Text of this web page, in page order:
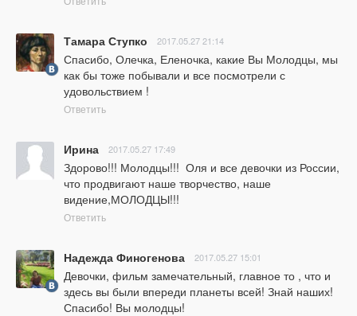
Тамара Ступко 2017.05.27 21:14
Спасибо, Олечка, Еленочка, какие Вы Молодцы, мы
как бы тоже побывали и все посмотрели с
удовольствием !
Ответить
Ирина 2017.05.27 17:49
Здорово!!! Молодцы!!!  Оля и все девочки из России,
что продвигают наше творчество, наше
видение,МОЛОДЦЫ!!!
Ответить
Надежда Финогенова 2017.05.27 15:01
Девочки, фильм замечательный, главное то , что и
здесь вы были впереди планеты всей! Знай наших!
Спасибо! Вы молодцы!